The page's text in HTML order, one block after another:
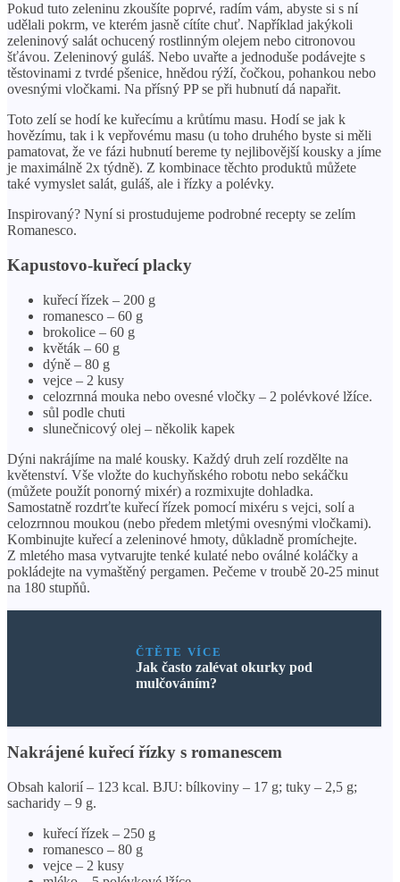
Pokud tuto zeleninu zkoušíte poprvé, radím vám, abyste si s ní
udělali pokrm, ve kterém jasně cítíte chuť. Například jakýkoli
zeleninový salát ochucený rostlinným olejem nebo citronovou
šťávou. Zeleninový guláš. Nebo uvařte a jednoduše podávejte s
těstovinami z tvrdé pšenice, hnědou rýží, čočkou, pohankou nebo
ovesnými vločkami. Na přísný PP se při hubnutí dá napařit.
Toto zelí se hodí ke kuřecímu a krůtímu masu. Hodí se jak k
hovězímu, tak i k vepřovému masu (u toho druhého byste si měli
pamatovat, že ve fázi hubnutí bereme ty nejlibovější kousky a jíme
je maximálně 2x týdně). Z kombinace těchto produktů můžete
také vymyslet salát, guláš, ale i řízky a polévky.
Inspirovaný? Nyní si prostudujeme podrobné recepty se zelím
Romanesco.
Kapustovo-kuřecí placky
kuřecí řízek – 200 g
romanesco – 60 g
brokolice – 60 g
květák – 60 g
dýně – 80 g
vejce – 2 kusy
celozrnná mouka nebo ovesné vločky – 2 polévkové lžíce.
sůl podle chuti
slunečnicový olej – několik kapek
Dýni nakrájíme na malé kousky. Každý druh zelí rozdělte na
květenství. Vše vložte do kuchyňského robotu nebo sekáčku
(můžete použít ponorný mixér) a rozmixujte dohladka.
Samostatně rozdrťte kuřecí řízek pomocí mixéru s vejci, solí a
celozrnnou moukou (nebo předem mletými ovesnými vločkami).
Kombinujte kuřecí a zeleninové hmoty, důkladně promíchejte.
Z mletého masa vytvarujte tenké kulaté nebo oválné koláčky a
pokládejte na vymaštěný pergamen. Pečeme v troubě 20-25 minut
na 180 stupňů.
ČTĚTE VÍCE
Jak často zalévat okurky pod
mulčováním?
Nakrájené kuřecí řízky s romanescem
Obsah kalorií – 123 kcal. BJU: bílkoviny – 17 g; tuky – 2,5 g;
sacharidy – 9 g.
kuřecí řízek – 250 g
romanesco – 80 g
vejce – 2 kusy